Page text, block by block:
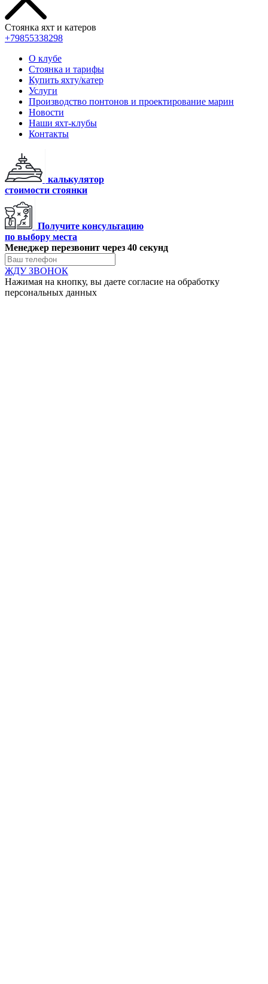
Стоянка яхт и катеров
+79855338298
О клубе
Стоянка и тарифы
Купить яхту/катер
Услуги
Производство понтонов и проектирование марин
Новости
Наши яхт-клубы
Контакты
калькулятор
стоимости стоянки
Получите консультацию
по выбору места
Менеджер перезвонит через 40 секунд
ЖДУ ЗВОНОК
Нажимая на кнопку, вы даете согласие на обработку
персональных данных